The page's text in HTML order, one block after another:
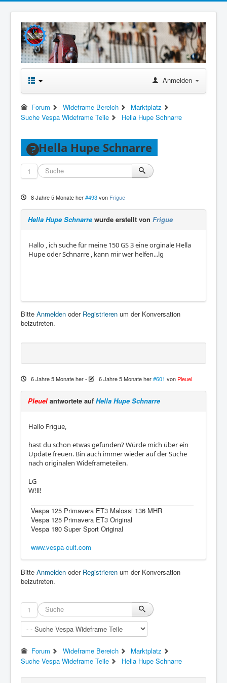
Anmelden
Forum Wideframe Bereich
Marktplatz
Suche Vespa Wideframe Teile
Hella Hupe Schnarre
Hella Hupe Schnarre
1
8 Jahre 5 Monate her #493 von Frigue
Hella Hupe Schnarrewurde erstellt von Frigue
Hallo , ich suche für meine 150 GS 3 eine orginale Hella
Hupe oder Schnarre , kann mir wer helfen...lg
Bitte Anmelden oder Registrieren um der Konversation
beizutreten.
6 Jahre 5 Monate her- 6 Jahre 5 Monate her #601 von Pleuel
Pleuel antwortete auf Hella Hupe Schnarre
Hallo Frigue,
hast du schon etwas gefunden? Würde mich über ein
Update freuen. Bin auch immer wieder auf der Suche
nach originalen Wideframeteilen.
LG
W!ll!
Vespa 125 Primavera ET3 Malossi 136 MHR
Vespa 125 Primavera ET3 Original
Vespa 180 Super Sport Original
www.vespa-cult.com
Bitte Anmelden oder Registrieren um der Konversation
beizutreten.
1
Forum Wideframe Bereich
Marktplatz
Suche Vespa Wideframe Teile
Hella Hupe Schnarre